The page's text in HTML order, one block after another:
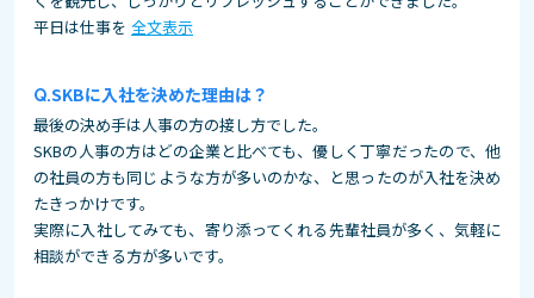
平日は仕事を 全文表示
SKBに入社を決めた理由は？
最後の決め手は人事の方の接し方でした。
SKBの人事の方はどの企業と比べても、優しく丁寧だったので、他
の社員の方も同じような方が多いのかな、と思ったのが入社を決め
たきっかけです。
実際に入社してみても、寄り添ってくれる先輩社員が多く、気軽に
相談ができる方が多いです。